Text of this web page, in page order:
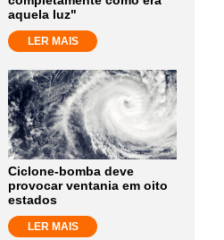
aquela luz"
LER MAIS
Ciclone-bomba deve
provocar ventania em oito
estados
LER MAIS